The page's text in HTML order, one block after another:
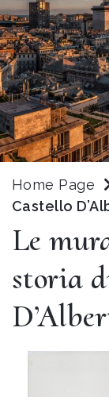
Home Page
Castello
Le
storia